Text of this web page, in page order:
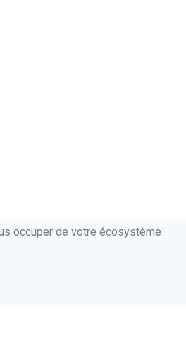
occuper de votre écosystème